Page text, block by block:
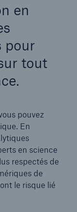
en
pour
tout
pouvez
En
en science
respectés de
de
le risque lié